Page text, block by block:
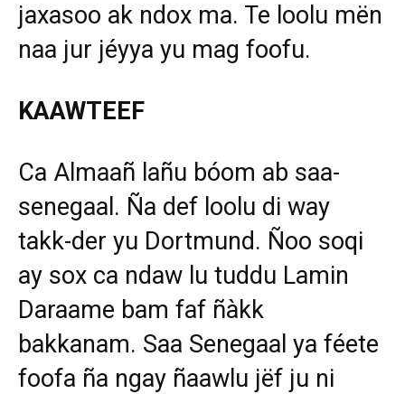
jaxasoo ak ndox ma. Te loolu mën
naa jur jéyya yu mag foofu.
KAAWTEEF
Ca Almaañ lañu bóom ab saa-
senegaal. Ña def loolu di way
takk-der yu Dortmund. Ñoo soqi
ay sox ca ndaw lu tuddu Lamin
Daraame bam faf ñàkk
bakkanam. Saa Senegaal ya féete
foofa ña ngay ñaawlu jëf ju ni